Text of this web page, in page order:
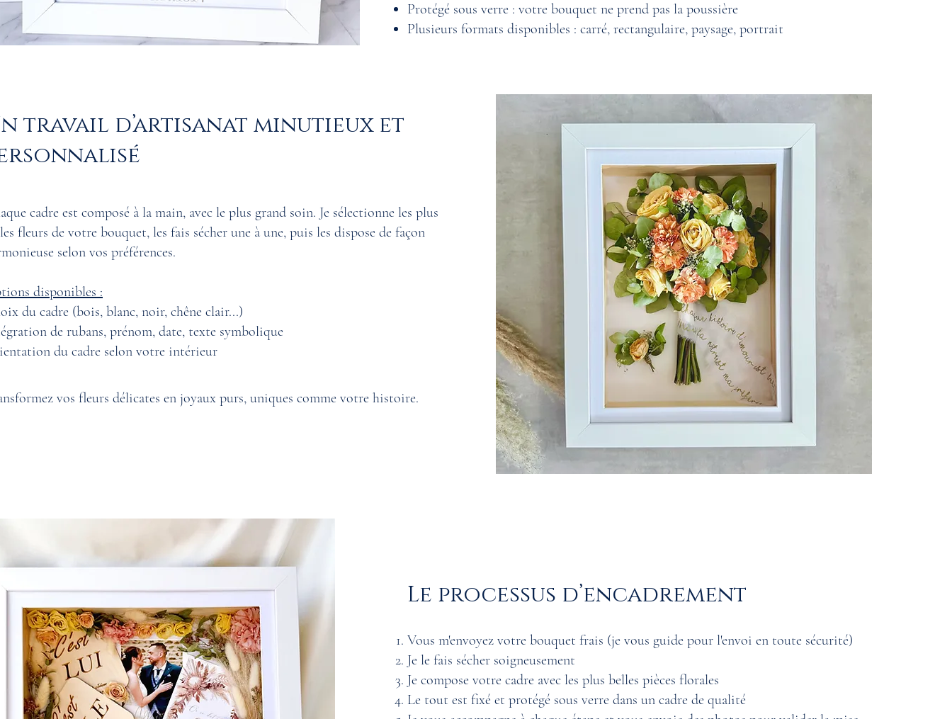
Protégé sous verre : votre bouquet ne prend pas la poussière
Plusieurs formats disponibles : carré, rectangulaire, paysage, portrait
travail d’artisanat minutieux et
cadre est composé à la main, avec le plus grand soin. Je sélectionne les plus
fleurs de votre bouquet, les fais sécher une à une, puis les dispose de façon
selon vos préférences.
disponibles :
du cadre (bois, blanc, noir, chêne clair...)
de rubans, prénom, date, texte symbolique
du cadre selon votre intérieur
vos fleurs délicates en joyaux purs, uniques comme votre histoire.
Le processus d’encadrement
Vous m'envoyez votre bouquet frais (je vous guide pour l'envoi en toute sécurité)
Je le fais sécher soigneusement
Je compose votre cadre avec les plus belles pièces florales
Le tout est fixé et protégé sous verre dans un cadre de qualité